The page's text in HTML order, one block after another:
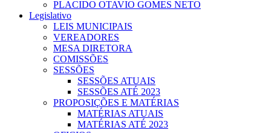
PLACIDO OTAVIO GOMES NETO
Legislativo
LEIS MUNICIPAIS
VEREADORES
MESA DIRETORA
COMISSÕES
SESSÕES
SESSÕES ATUAIS
SESSÕES ATÉ 2023
PROPOSIÇÕES E MATÉRIAS
MATÉRIAS ATUAIS
MATÉRIAS ATÉ 2023